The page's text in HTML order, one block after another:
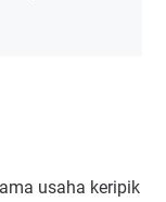
usaha keripik